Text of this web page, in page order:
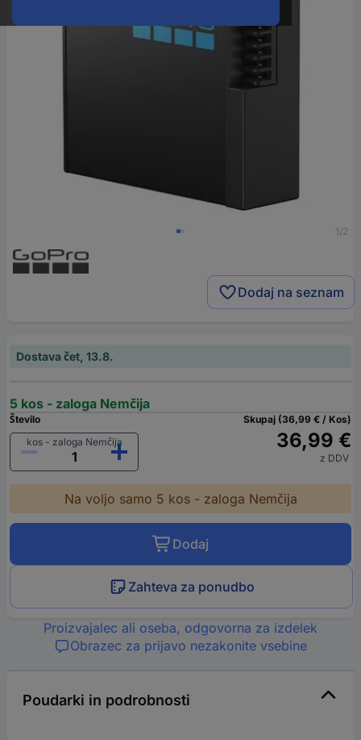
1/2
Dodaj na seznam
Dostava čet, 13.8.
5 kos - zaloga Nemčija
Število
kos - zaloga Nemčija
Skupaj (36,99 € / Kos)
36,99 €
z DDV
Na voljo samo 5 kos - zaloga Nemčija
Dodaj
Zahteva za ponudbo
Proizvajalec ali oseba, odgovorna za izdelek
Obrazec za prijavo nezakonite vsebine
Poudarki in podrobnosti